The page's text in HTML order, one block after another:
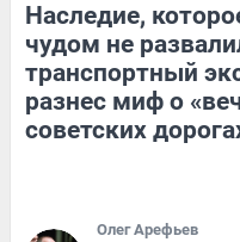
Наследие,
чудом не
транспортный
разнес миф о
советских
Олег Арефьев